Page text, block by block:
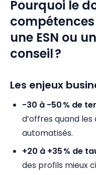
Pourquoi le
une ESN ou
conseil ?
Les enjeux
-30 à -50 % de
d’offres quand
automatisés.
+20 à +35 % de
des profils mieux